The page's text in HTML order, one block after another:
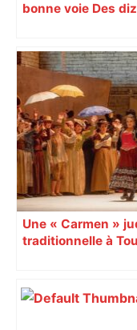
bonne voie Des
la veille. Les
nécessaires au
taxis ne seraient
contribuable.
Une « Carmen »
traditionnelle à